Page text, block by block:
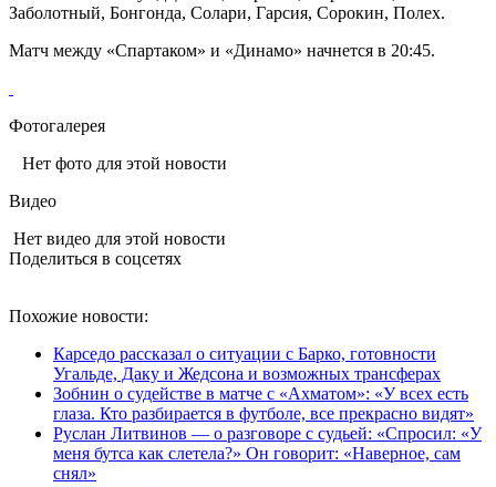
Заболотный, Бонгонда, Солари, Гарсия, Сорокин, Полех.
Матч между «Спартаком» и «Динамо» начнется в 20:45.
Фотогалерея
Нет фото для этой новости
Видео
Нет видео для этой новости
Поделиться в соцсетях
Похожие новости:
Карседо рассказал о ситуации с Барко, готовности
Угальде, Даку и Жедсона и возможных трансферах
Зобнин о судействе в матче с «Ахматом»: «У всех есть
глаза. Кто разбирается в футболе, все прекрасно видят»
Руслан Литвинов — о разговоре с судьей: «Спросил: «У
меня бутса как слетела?» Он говорит: «Наверное, сам
снял»